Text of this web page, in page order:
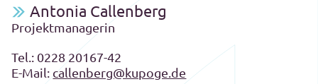
Antonia Callenberg
Projektmanagerin
Tel.: 0228 20167-42
E-Mail: callenberg@kupoge.de